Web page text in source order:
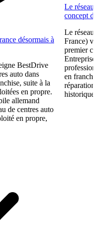
désormais à
BestDrive
auto dans
suite à la
en propre.
allemand
de centres auto
en propre,
Le réseau
concept
Le réseau
France)
premier
en
historique